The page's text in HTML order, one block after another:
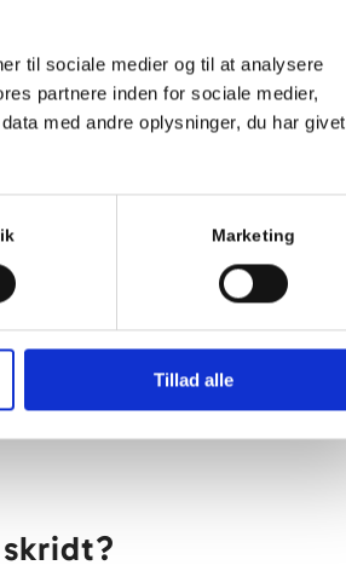
til sociale medier og til at analysere
partnere inden for sociale medier,
med andre oplysninger, du har givet
Marketing
Tillad alle